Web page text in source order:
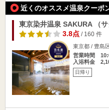
近くのオススメ温泉クーポ
東京染井温泉 SAKURA （サ
3.8点/ 160 件
東京都 / 豊島
営業時間
入浴料金
日帰り